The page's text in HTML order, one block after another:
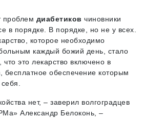
проблем диабетиков чиновники
в порядке. В порядке, но не у всех.
которое необходимо
каждый божий день, стало
это лекарство включено в
бесплатное обеспечение которым
нет, – заверил волгоградцев
Александр Белоконь, –